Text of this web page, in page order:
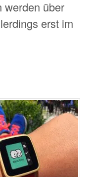
werden über
erst im